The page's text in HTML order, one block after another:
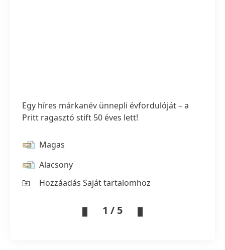
Egy híres márkanév ünnepli évfordulóját – a
Pritt ragasztó stift 50 éves lett!
Magas
Alacsony
Hozzáadás Saját tartalomhoz
1 / 5